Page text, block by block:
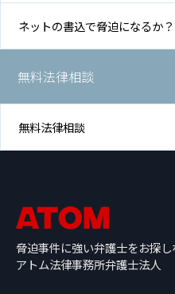
ネットの書込で脅迫になるか？
無料法律相談
無料法律相談
脅迫事件に強い弁護士をお探し
アトム法律事務所弁護士法人